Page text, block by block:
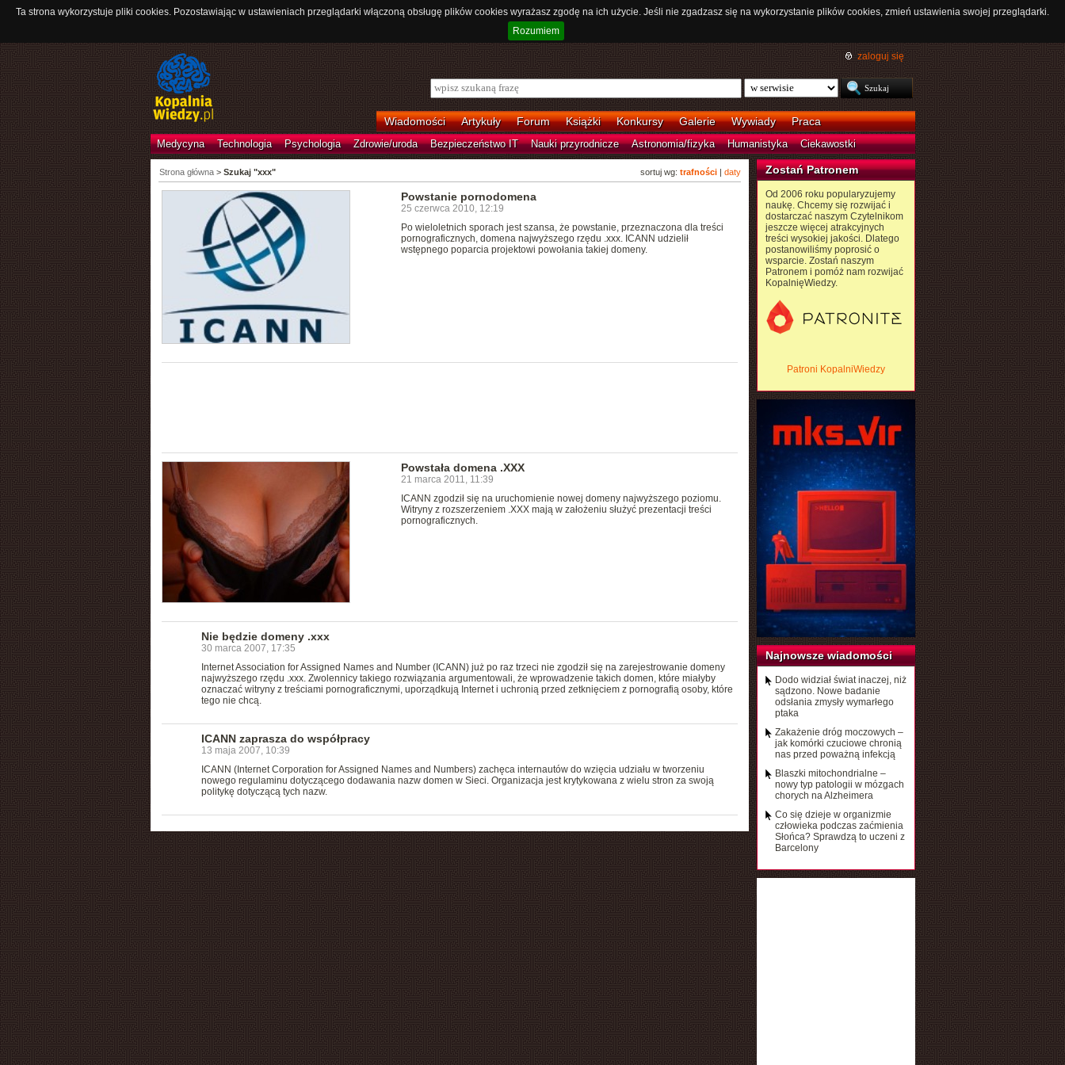
Ta strona wykorzystuje pliki cookies. Pozostawiając w ustawieniach przeglądarki włączoną obsługę plików cookies wyrażasz zgodę na ich użycie. Jeśli nie zgadzasz się na wykorzystanie plików cookies, zmień ustawienia swojej przeglądarki.
Rozumiem
zaloguj się
Wiadomości Artykuły Forum Książki Konkursy Galerie Wywiady Praca
Medycyna Technologia Psychologia Zdrowie/uroda Bezpieczeństwo IT Nauki przyrodnicze Astronomia/fizyka Humanistyka Ciekawostki
sortuj wg: trafności| daty
Strona główna> Szukaj "xxx"
Powstanie pornodomena
25 czerwca 2010, 12:19
Po wieloletnich sporach jest szansa, że powstanie, przeznaczona dla treści
pornograficznych, domena najwyższego rzędu .xxx. ICANN udzielił
wstępnego poparcia projektowi powołania takiej domeny.
Powstała domena .XXX
21 marca 2011, 11:39
ICANN zgodził się na uruchomienie nowej domeny najwyższego poziomu.
Witryny z rozszerzeniem .XXX mają w założeniu służyć prezentacji treści
pornograficznych.
Nie będzie domeny .xxx
30 marca 2007, 17:35
Internet Association for Assigned Names and Number (ICANN) już po raz trzeci nie zgodził się na zarejestrowanie domeny
najwyższego rzędu .xxx. Zwolennicy takiego rozwiązania argumentowali, że wprowadzenie takich domen, które miałyby
oznaczać witryny z treściami pornograficznymi, uporządkują Internet i uchronią przed zetknięciem z pornografią osoby, które
tego nie chcą.
ICANN zaprasza do współpracy
13 maja 2007, 10:39
ICANN (Internet Corporation for Assigned Names and Numbers) zachęca internautów do wzięcia udziału w tworzeniu
nowego regulaminu dotyczącego dodawania nazw domen w Sieci. Organizacja jest krytykowana z wielu stron za swoją
politykę dotyczącą tych nazw.
Zostań Patronem
Od 2006 roku popularyzujemy
naukę. Chcemy się rozwijać i
dostarczać naszym Czytelnikom
jeszcze więcej atrakcyjnych
treści wysokiej jakości. Dlatego
postanowiliśmy poprosić o
wsparcie. Zostań naszym
Patronem i pomóż nam rozwijać
KopalnięWiedzy.
Patroni KopalniWiedzy
Najnowsze wiadomości
Dodo widział świat inaczej, niż
sądzono. Nowe badanie
odsłania zmysły wymarłego
ptaka
Zakażenie dróg moczowych –
jak komórki czuciowe chronią
nas przed poważną infekcją
Blaszki mitochondrialne –
nowy typ patologii w mózgach
chorych na Alzheimera
Co się dzieje w organizmie
człowieka podczas zaćmienia
Słońca? Sprawdzą to uczeni z
Barcelony